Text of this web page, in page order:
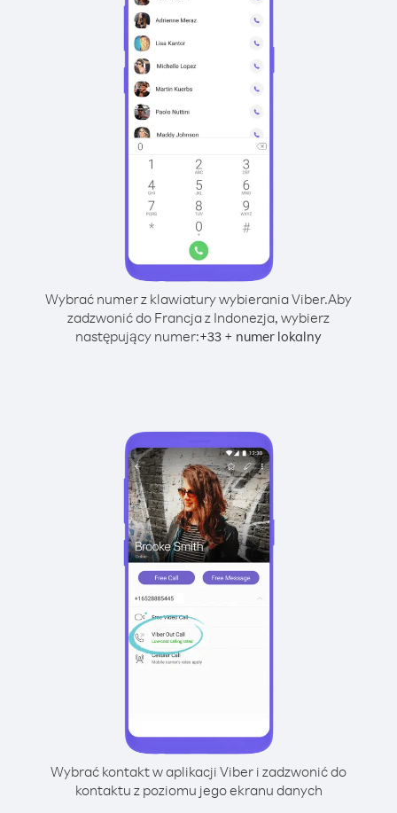
Wybrać numer z klawiatury wybierania Viber.Aby
zadzwonić do Francja z Indonezja, wybierz
następujący numer:+33 + numer lokalny
Wybrać kontakt w aplikacji Viber i zadzwonić do
kontaktu z poziomu jego ekranu danych